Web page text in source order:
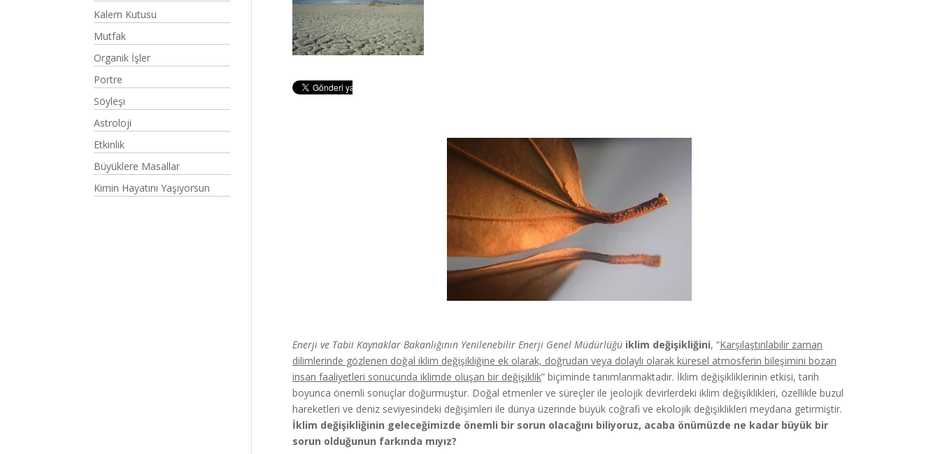
Enerji ve Tabii Kaynaklar Bakanlığının Yenilenebilir Enerji Genel Müdürlüğü iklim değişikliğini, “Karşılaştırılabilir zaman
dilimlerinde gözlenen doğal iklim değişikliğine ek olarak, doğrudan veya dolaylı olarak küresel atmosferin bileşimini bozan
insan faaliyetleri sonucunda iklimde oluşan bir değişiklik” biçiminde tanımlanmaktadır. İklim değişikliklerinin etkisi, tarih
boyunca önemli sonuçlar doğurmuştur. Doğal etmenler ve süreçler ile jeolojik devirlerdeki iklim değişiklikleri, özellikle buzul
hareketleri ve deniz seviyesindeki değişimleri ile dünya üzerinde büyük coğrafi ve ekolojik değişiklikleri meydana getirmiştir.
İklim değişikliğinin geleceğimizde önemli bir sorun olacağını biliyoruz, acaba önümüzde ne kadar büyük bir
sorun olduğunun farkında mıyız?
Kalem Kutusu
Mutfak
Organik İşler
Portre
Söyleşi
Astroloji
Etkinlik
Büyüklere Masallar
Kimin Hayatını Yaşıyorsun